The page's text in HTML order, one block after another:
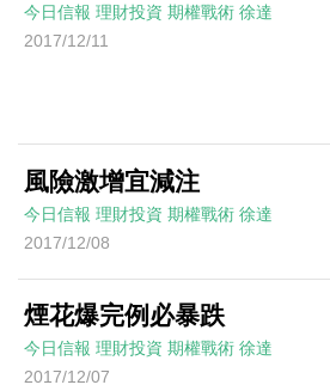
今日信報 理財投資 期權戰術 徐達
2017/12/11
風險激增宜減注
今日信報 理財投資 期權戰術 徐達
2017/12/08
煙花爆完例必暴跌
今日信報 理財投資 期權戰術 徐達
2017/12/07